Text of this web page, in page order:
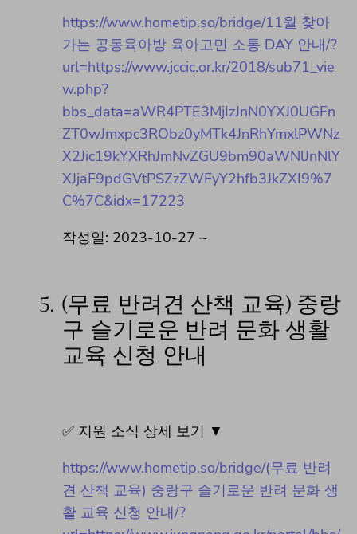
https://www.hometip.so/bridge/11월 찾아
가는 공동육아방 육아고민 소통 DAY 안내/?
url=https://www.jccic.or.kr/2018/sub71_vie
w.php?
bbs_data=aWR4PTE3MjIzJnN0YXJ0UGFn
ZT0wJmxpc3RObz0yMTk4JnRhYmxlPWNz
X2Jic19kYXRhJmNvZGU9bm90aWNlJnNlY
XJjaF9pdGVtPSZzZWFyY2hfb3JkZXI9%7
C%7C&idx=17223
작성일: 2023-10-27 ~
5. (무료 반려견 산책 교육) 중랑
구 슬기로운 반려 문화 생활
교육 신청 안내
✅ 지원 소식 상세 보기 ▼
https://www.hometip.so/bridge/(무료 반려
견 산책 교육) 중랑구 슬기로운 반려 문화 생
활 교육 신청 안내/?